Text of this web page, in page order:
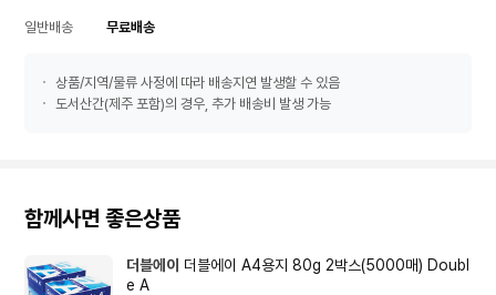
일반배송 무료배송
상품/지역/물류 사정에 따라 배송지연 발생할 수 있음
도서산간(제주 포함)의 경우, 추가 배송비 발생 가능
함께사면 좋은상품
더블에이 더블에이 A4용지 80g 2박스(5000매) Doubl
e A